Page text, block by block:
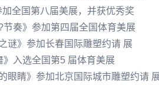
全国第八届美展，并获优秀奖
奏》参加第四届全国体育美展
谜》参加长春国际雕塑约请 展
入选全国第5 届体育美展
眼睛》参加北京国际城市雕塑约请